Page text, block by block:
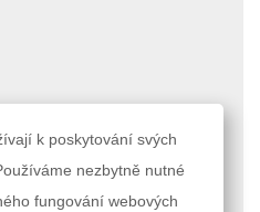
ÚČET
k poskytování svých
nezbytně nutné
fungování webových